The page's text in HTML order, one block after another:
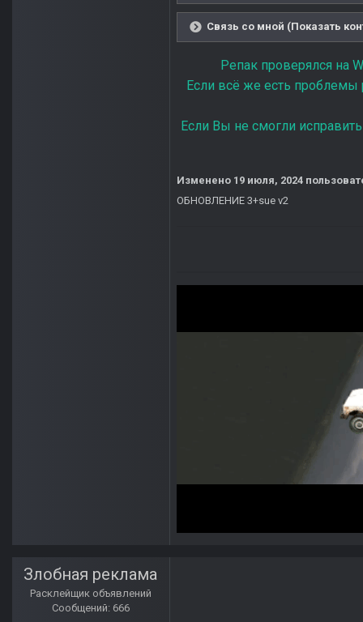
Связь со мной (Показать
Репак проверялся на
Если всё же есть проблемы
Если Вы не смогли
Изменено 19 июля, 2024
ОБНОВЛЕНИЕ 3+sue v2
Злобная реклама
Расклейщик объявлений
Сообщений: 666